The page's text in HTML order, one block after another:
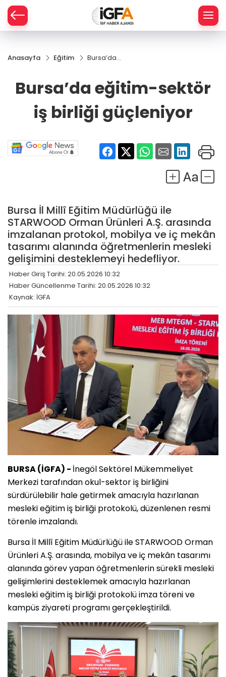
Anasayfa Eğitim
Bursa’da
birliği
güçleniyor
Bursa’da eğitim-sektör
iş birliği güçleniyor
Bursa İl Millî Eğitim Müdürlüğü ile
STARWOOD Orman Ürünleri A.Ş. arasında
imzalanan protokol, mobilya ve iç mekân
tasarımı alanında öğretmenlerin mesleki
gelişimini desteklemeyi hedefliyor.
Haber Giriş Tarihi: 20.05.2026 10:32
Haber Güncellenme Tarihi: 20.05.2026 10:32
Kaynak: İGFA
BURSA (İGFA) - İnegöl Sektörel Mükemmeliyet
Merkezi tarafından okul-sektor iş birliğini
sürdürülebilir hale getirmek amacıyla hazırlanan
mesleki eğitim iş birliği protokolü, düzenlenen resmi
törenle imzalandı.
Bursa İl Millî Eğitim Müdürlüğü ile STARWOOD Orman
Ürünleri A.Ş. arasında, mobilya ve iç mekân tasarımı
alanında görev yapan öğretmenlerin sürekli mesleki
gelişimlerini desteklemek amacıyla hazırlanan
mesleki eğitim iş birliği protokolü imza töreni ve
kampüs ziyareti programı gerçekleştirildi.